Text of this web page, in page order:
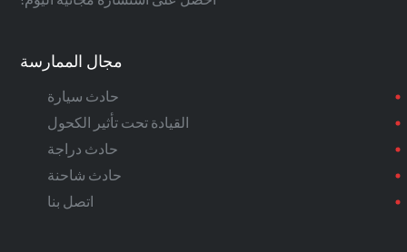
مجال الممارسة
حادث سيارة
القيادة تحت تأثير الكحول
حادث دراجة
حادث شاحنة
اتصل بنا